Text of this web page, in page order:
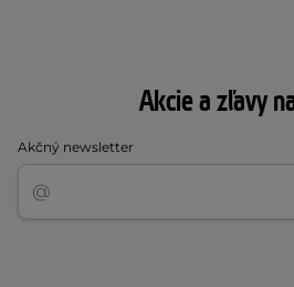
Akcie a zľavy
Akčný newsletter